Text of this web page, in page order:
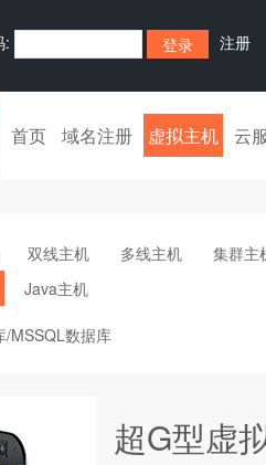
: 注册
首页 域名注册 虚拟主机 云
双线主机 多线主机
集群主
Java主机
/MSSQL数据库
超G型虚